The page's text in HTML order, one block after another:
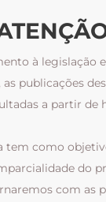
à legislação
as publicações
a partir de
tem como
do
com as